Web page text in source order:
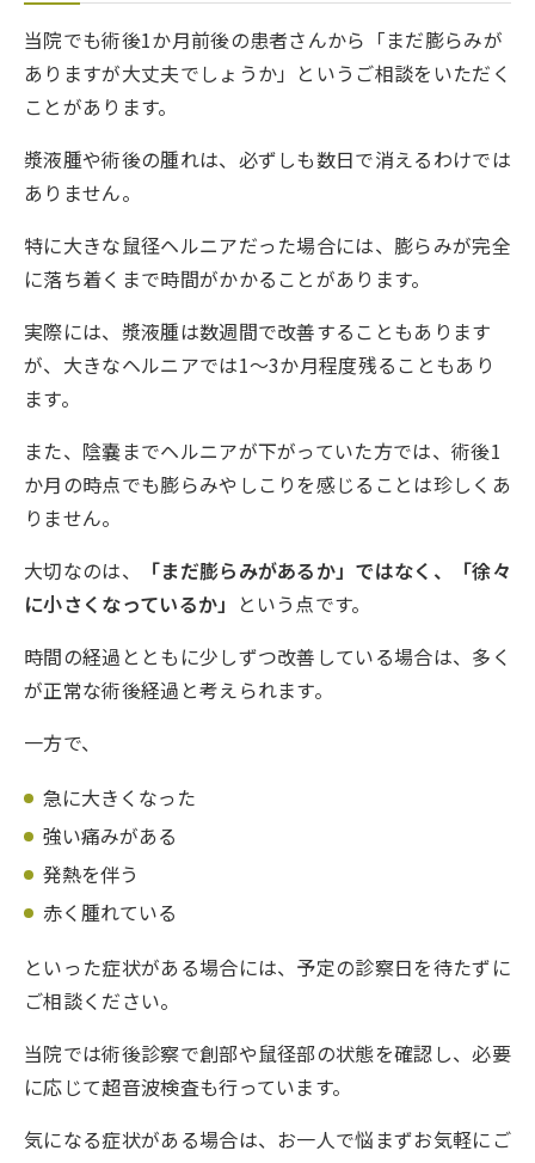
当院でも術後1か月前後の患者さんから「まだ膨らみが
ありますが大丈夫でしょうか」というご相談をいただく
ことがあります。
漿液腫や術後の腫れは、必ずしも数日で消えるわけでは
ありません。
特に大きな鼠径ヘルニアだった場合には、膨らみが完全
に落ち着くまで時間がかかることがあります。
実際には、漿液腫は数週間で改善することもあります
が、大きなヘルニアでは1〜3か月程度残ることもあり
ます。
また、陰嚢までヘルニアが下がっていた方では、術後1
か月の時点でも膨らみやしこりを感じることは珍しくあ
りません。
大切なのは、
「まだ膨らみがあるか」ではなく、「徐々
に小さくなっているか」 という点です。
時間の経過とともに少しずつ改善している場合は、多く
が正常な術後経過と考えられます。
一方で、
急に大きくなった
強い痛みがある
発熱を伴う
赤く腫れている
といった症状がある場合には、予定の診察日を待たずに
ご相談ください。
当院では術後診察で創部や鼠径部の状態を確認し、必要
に応じて超音波検査も行っています。
気になる症状がある場合は、お一人で悩まずお気軽にご